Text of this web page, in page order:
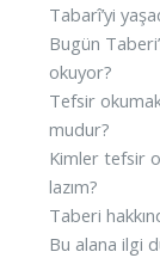
Tabarî’yi
Bugün
okuyor?
Tefsir
mudur?
Kimler tefsir
lazım?
Taberi
Bu alana ilgi